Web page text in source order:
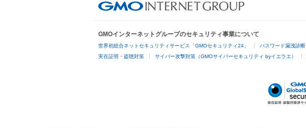
GMOインターネットグループのセキュリティ事業について
世界初総合ネットセキュリティサービス「GMOセキュリティ24」 パスワード漏洩診断
実在証明・盗聴対策 サイバー攻撃対策（GMOサイバーセキュリティ byイエラエ）